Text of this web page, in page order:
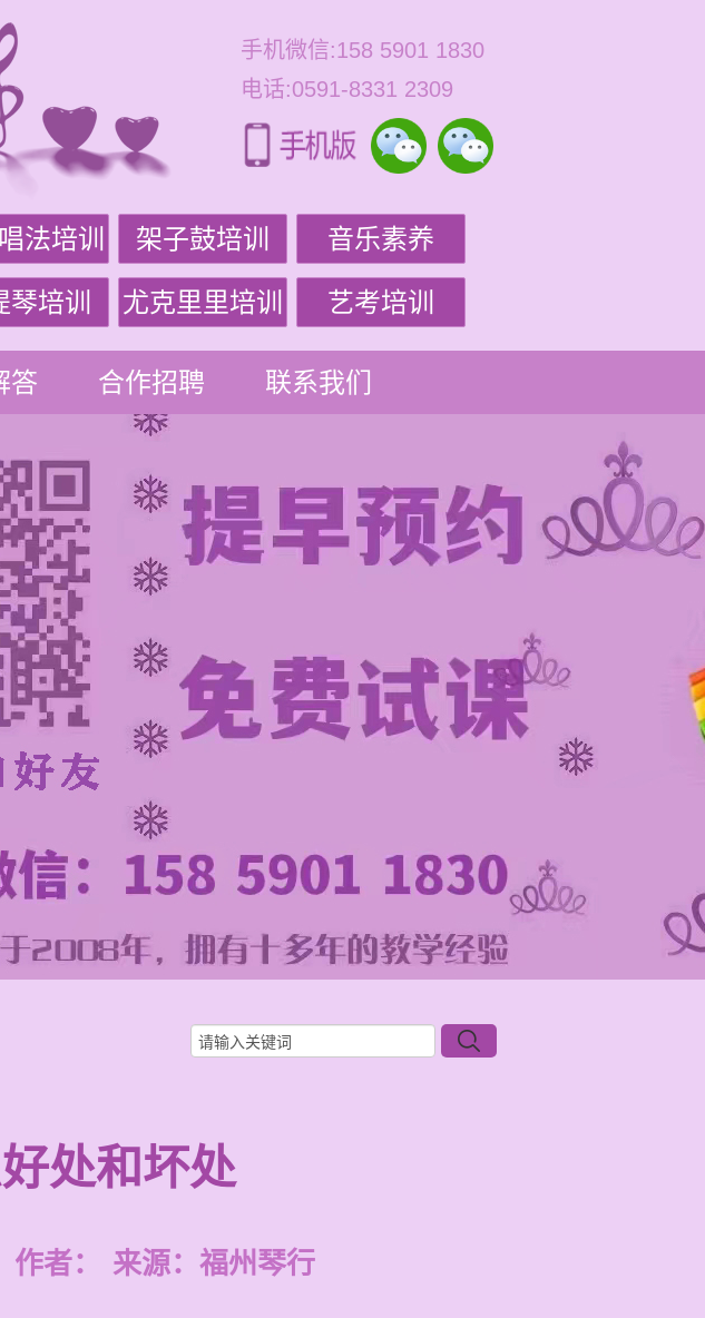
手机微信:158 5901 1830
电话:0591-8331 2309
法培训 架子鼓培训 音乐素养
琴培训 尤克里里培训 艺考培训
答 合作招聘 联系我们
处和坏处
作者： 来源： 福州琴行